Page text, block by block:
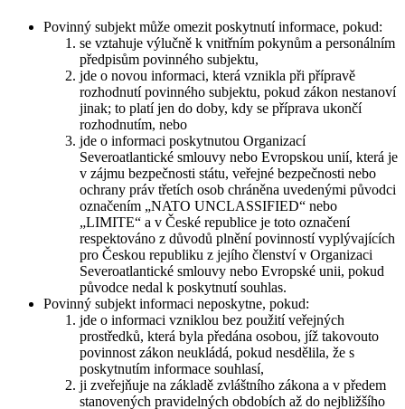
Povinný subjekt může omezit poskytnutí informace, pokud:
se vztahuje výlučně k vnitřním pokynům a personálním
předpisům povinného subjektu,
jde o novou informaci, která vznikla při přípravě
rozhodnutí povinného subjektu, pokud zákon nestanoví
jinak; to platí jen do doby, kdy se příprava ukončí
rozhodnutím, nebo
jde o informaci poskytnutou Organizací
Severoatlantické smlouvy nebo Evropskou unií, která je
v zájmu bezpečnosti státu, veřejné bezpečnosti nebo
ochrany práv třetích osob chráněna uvedenými původci
označením „NATO UNCLASSIFIED“ nebo
„LIMITE“ a v České republice je toto označení
respektováno z důvodů plnění povinností vyplývajících
pro Českou republiku z jejího členství v Organizaci
Severoatlantické smlouvy nebo Evropské unii, pokud
původce nedal k poskytnutí souhlas.
Povinný subjekt informaci neposkytne, pokud:
jde o informaci vzniklou bez použití veřejných
prostředků, která byla předána osobou, jíž takovouto
povinnost zákon neukládá, pokud nesdělila, že s
poskytnutím informace souhlasí,
ji zveřejňuje na základě zvláštního zákona a v předem
stanovených pravidelných obdobích až do nejbližšího